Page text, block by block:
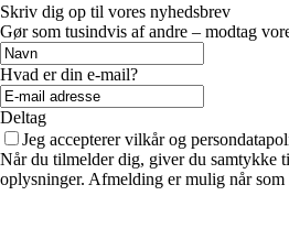
Skriv dig op til vores nyhedsbrev
Gør som tusindvis af andre – modtag
Hvad er din e-mail?
Deltag
Jeg accepterer vilkår og
Når du tilmelder dig, giver du samtykke
oplysninger. Afmelding er mulig når som